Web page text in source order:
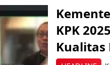
KPK
Kualitas